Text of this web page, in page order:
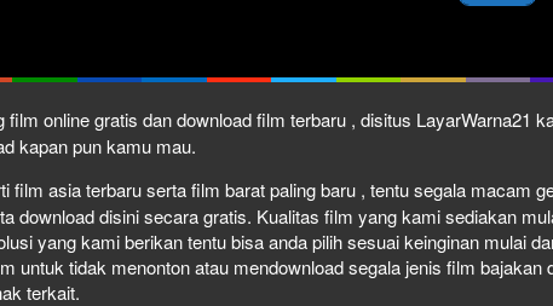
online gratis dan download film terbaru , disitus LayarWarna21
kapan pun kamu mau.
film asia terbaru serta film barat paling baru , tentu segala macam
download disini secara gratis. Kualitas film yang kami sediakan
yang kami berikan tentu bisa anda pilih sesuai keinginan mulai
untuk tidak menonton atau mendownload segala jenis film
terkait.